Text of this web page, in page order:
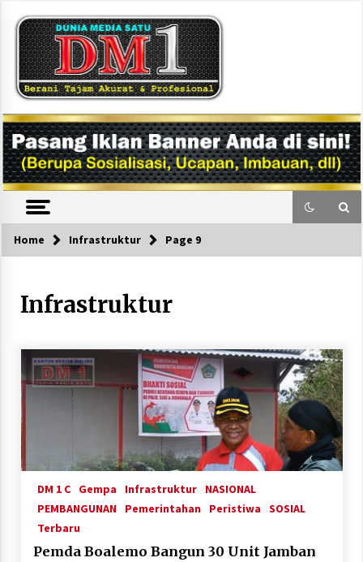
content
DM1
Home Infrastruktur Page 9
Infrastruktur
DM 1 C Gempa Infrastruktur
NASIONAL
PEMBANGUNAN
Pemerintahan Peristiwa
SOSIAL
Terbaru
Pemda Boalemo Bangun 30 Unit Jamban